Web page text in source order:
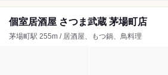
個室居酒屋 さつま武蔵 茅場町店
茅場町駅 255m / 居酒屋、もつ鍋、鳥料理